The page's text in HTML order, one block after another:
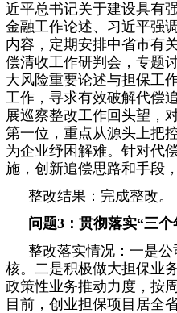
近平总书记关于建设具有
金融工作论述、习近平强
内容，定期安排中省市有
偿清收工作研判会，专题
大风险重要论述与担保工
工作，寻求有效破解代偿
展巡察整改工作回头望，
第一位，重点从源头上把
为企业纾困解难。针对代
施，创新追偿思路和手段
整改结果：完成整改。
问题3：贯彻落实“三个
整改落实情况：一是公
核。二是积极做大担保业
政策性业务推动力度，按
目前，创业担保项目居全